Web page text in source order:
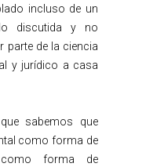
incluso de un
discutida y no
parte de la ciencia
y jurídico a casa
sabemos que
como forma de
como forma de